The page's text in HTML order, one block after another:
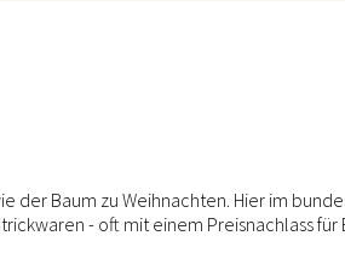
der Baum zu Weihnachten. Hier im
- oft mit einem Preisnachlass